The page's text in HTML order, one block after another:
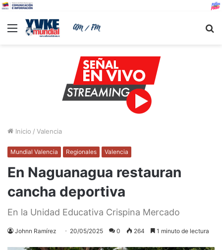
Menu
Inicio / Valencia
Mundial Valencia Regionales Valencia
En Naguanagua restauran
cancha deportiva
En la Unidad Educativa Crispina Mercado
Johnn Ramírez 20/05/2025 0 264 1 minuto de lectura